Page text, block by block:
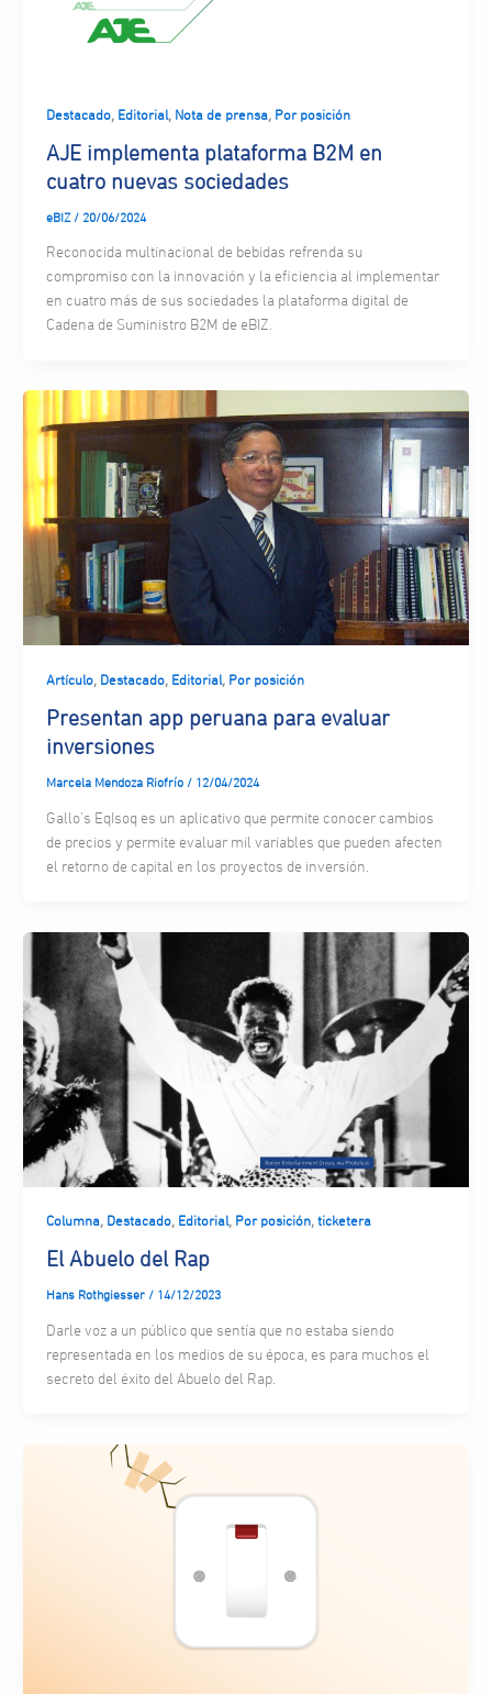
Destacado, Editorial, Nota de prensa, Por posición
AJE implementa plataforma B2M en
cuatro nuevas sociedades
eBIZ / 20/06/2024
Reconocida multinacional de bebidas refrenda su
compromiso con la innovación y la eficiencia al implementar
en cuatro más de sus sociedades la plataforma digital de
Cadena de Suministro B2M de eBIZ.
Artículo, Destacado, Editorial, Por posición
Presentan app peruana para evaluar
inversiones
Marcela Mendoza Riofrío / 12/04/2024
Gallo’s EqIsoq es un aplicativo que permite conocer cambios
de precios y permite evaluar mil variables que pueden afecten
el retorno de capital en los proyectos de inversión.
Columna, Destacado, Editorial, Por posición, ticketera
El Abuelo del Rap
Hans Rothgiesser / 14/12/2023
Darle voz a un público que sentía que no estaba siendo
representada en los medios de su época, es para muchos el
secreto del éxito del Abuelo del Rap.